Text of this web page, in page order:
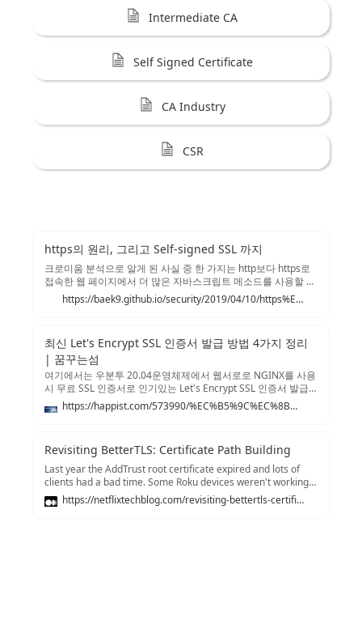
Intermediate CA
Self Signed Certificate
CA Industry
CSR
https의 원리, 그리고 Self-signed SSL 까지
크로미움 분석으로 알게 된 사실 중 한 가지는 http보다 https로
접속한 웹 페이지에서 더 많은 자바스크립트 메소드를 사용할 수
있다는 것이다. 즉, 크롬은 스킴(scheme)에 따라 차등화된 권한
을 웹 페이지에 부여한다. "http://", "https://", "chrome://" 순으
https://baek9.github.io/security/2019/04/10/https%EC%9D%98_%EC%9B%90%EB%A6%AC,_%EA%B7%B8%EB%A6%AC%EA%B3%A0_Self-signed-SSL_%EA%B9%8C%EC%A7%80.html
최신 Let's Encrypt SSL 인증서 발급 방법 4가지 정리
| 꿈꾸는섬
여기에서는 우분투 20.04운영체제에서 웹서로로 NGINX를 사용
시 무료 SSL 인증서로 인기있는 Let's Encrypt SSL 인증서 발급
방법 전반에 대해서 살펴보도록 하겠습니다. 이전에도 정리한 적
이 있지만 시간이 흘러 발급 방법이 달라져 수정 정리할 필요가
https://happist.com/573990/%EC%B5%9C%EC%8B%A0-lets-encrypt-ssl-%EC%9D%B8%EC%A6%9D%EC%84%9C-%EB%B0%9C%EA%B8%89-%EB%B0%A9%EB%B2%95-3%EA%B0%80%EC%A7%80-%EC%A0%95%EB%A6%AC
Revisiting BetterTLS: Certificate Path Building
Last year the AddTrust root certificate expired and lots of
clients had a bad time. Some Roku devices weren't working
right, Heroku had problems, and some folks couldn't even
curl. In the aftermath Ryan Sleevi wrote a really great blog
https://netflixtechblog.com/revisiting-bettertls-certificate-path-building-4c978b79843f